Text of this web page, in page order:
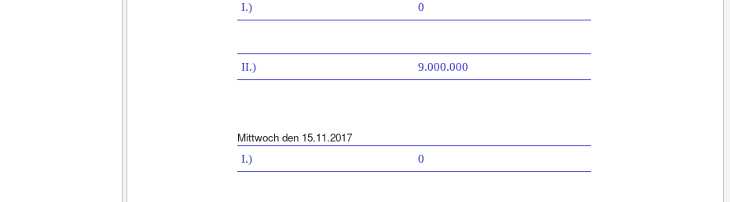
I.) 0
II.) 9.000.000
Mittwoch den 15.11.2017
I.) 0